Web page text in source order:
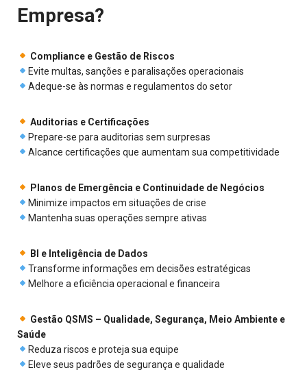
Empresa?
Compliance e Gestão de Riscos
Evite multas, sanções e paralisações operacionais
Adeque-se às normas e regulamentos do setor
Auditorias e Certificações
Prepare-se para auditorias sem surpresas
Alcance certificações que aumentam sua competitividade
Planos de Emergência e Continuidade de Negócios
Minimize impactos em situações de crise
Mantenha suas operações sempre ativas
BI e Inteligência de Dados
Transforme informações em decisões estratégicas
Melhore a eficiência operacional e financeira
Gestão QSMS – Qualidade, Segurança, Meio Ambiente e
Saúde
Reduza riscos e proteja sua equipe
Eleve seus padrões de segurança e qualidade